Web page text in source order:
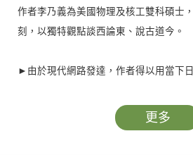
作者李乃義為美國物理及核工雙科碩士
刻，以獨特觀點談西論東、說古道今。
►由於現代網路發達，作者得以用當下
更多